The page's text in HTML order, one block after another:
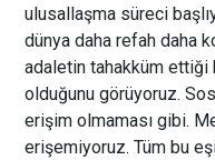
ulusallaşma süreci
dünya daha refah daha
adaletin tahakküm ettiği
olduğunu görüyoruz.
erişim olmaması gibi.
erişemiyoruz. Tüm bu